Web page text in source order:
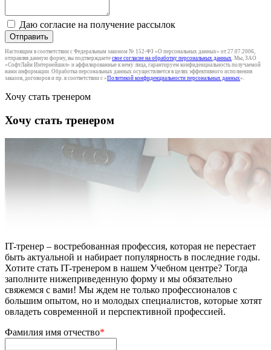
Даю согласие на получение рассылок
Отправить
Настоящим в соответствии с Федеральным законом № 152-ФЗ «О персональных данных» от 27.07.2006,
отправляя данную форму, вы подтверждаете свое согласие на обработку персональных данных . Мы, ЗАО
«СофтЛайн Интернейшнл» и аффилированные к нему лица, гарантируем конфиденциальность получаемой
нами информации. Обработка персональных данных осуществляется в целях эффективного исполнения
заказов, договоров и пр. в соответствии с «Политикой конфиденциальности персональных данных».
Хочу стать тренером
Хочу стать тренером
IT-тренер – востребованная профессия, которая не перестает
быть актуальной и набирает популярность в последние годы.
Хотите стать IT-тренером в нашем Учебном центре? Тогда
заполните нижеприведенную форму и мы обязательно
свяжемся с вами! Мы ждем не только профессионалов с
большим опытом, но и молодых специалистов, которые хотят
овладеть современной и перспективной профессией.
Фамилия имя отчество*